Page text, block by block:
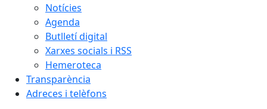
Notícies
Agenda
Butlletí digital
Xarxes socials i RSS
Hemeroteca
Transparència
Adreces i telèfons